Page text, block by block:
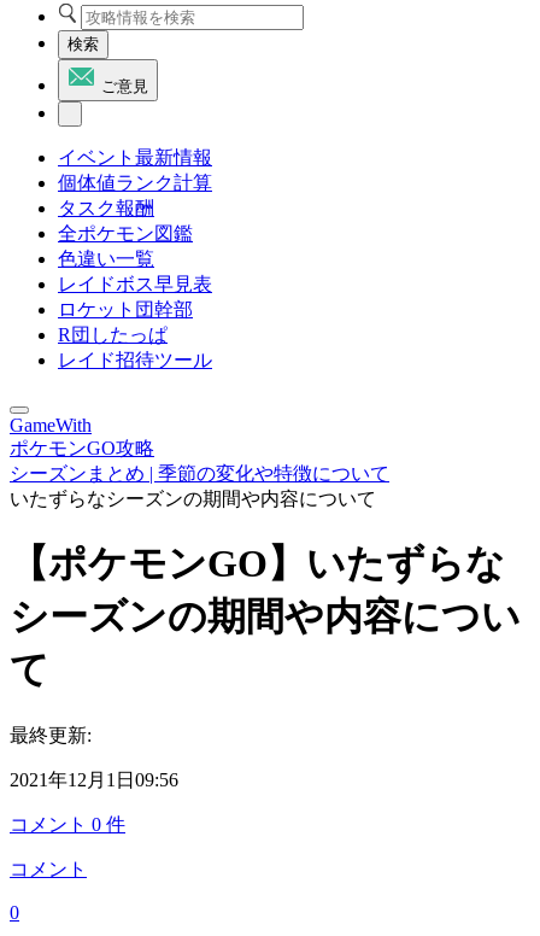
検索
ご意見
イベント最新情報
個体値ランク計算
タスク報酬
全ポケモン図鑑
色違い一覧
レイドボス早見表
ロケット団幹部
R団したっぱ
レイド招待ツール
GameWith
ポケモンGO攻略
シーズンまとめ | 季節の変化や特徴について
いたずらなシーズンの期間や内容について
【ポケモンGO】いたずらな
シーズンの期間や内容につい
て
最終更新:
2021年12月1日09:56
コメント 0 件
コメント
0